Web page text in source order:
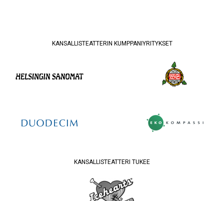
KANSALLISTEATTERIN KUMPPANIYRITYKSET
KANSALLISTEATTERI TUKEE